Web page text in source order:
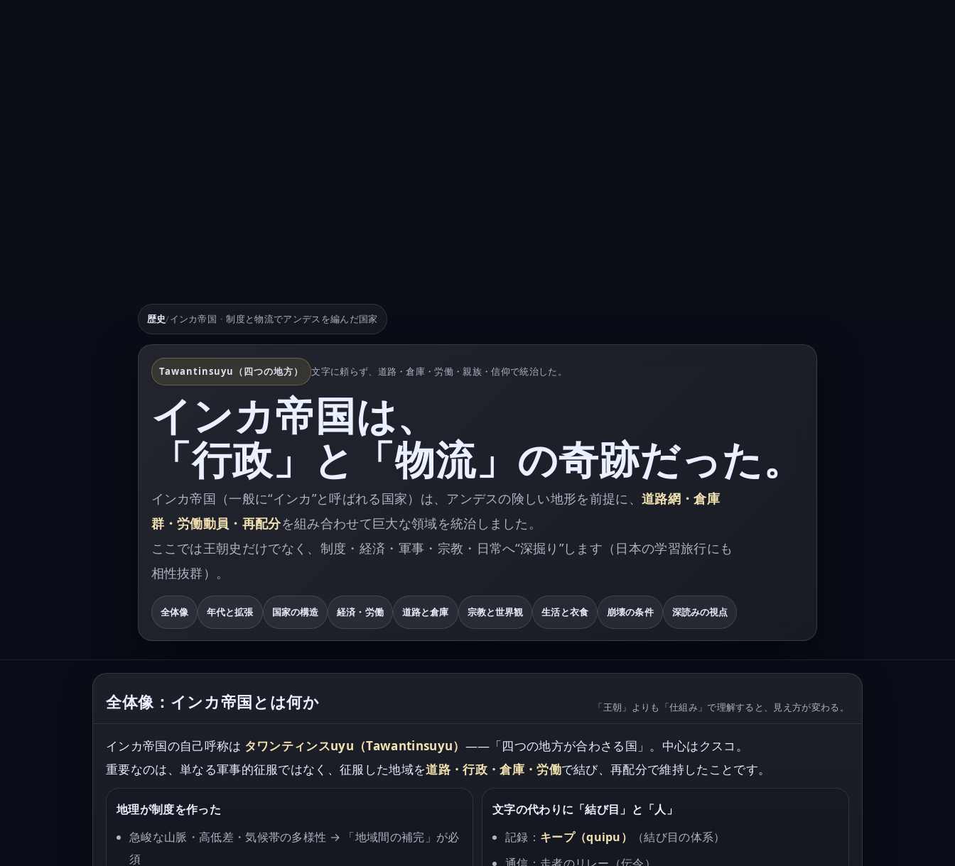
歴史/インカ帝国 ・制度と物流でアンデスを編んだ国家
Tawantinsuyu（四つの地方） 文字に頼らず、道路・倉庫・労働・親族・信仰で統治した。
インカ帝国は、
「行政」と「物流」の奇跡だった。
インカ帝国（一般に“インカ”と呼ばれる国家）は、アンデスの険しい地形を前提に、道路網・倉庫
群・労働動員・再配分を組み合わせて巨大な領域を統治しました。
ここでは王朝史だけでなく、制度・経済・軍事・宗教・日常へ“深掘り”します（日本の学習旅行にも
相性抜群）。
全体像 年代と拡張 国家の構造 経済・労働 道路と倉庫 宗教と世界観 生活と衣食 崩壊の条件 深読みの視点
全体像：インカ帝国とは何か 「王朝」よりも「仕組み」で理解すると、見え方が変わる。
インカ帝国の自己呼称は タワンティンスuyu（Tawantinsuyu） ——「四つの地方が合わさる国」。中心はクスコ。
重要なのは、単なる軍事的征服ではなく、征服した地域を道路・行政・倉庫・労働で結び、再配分で維持したことです。
地理が制度を作った
急峻な山脈・高低差・気候帯の多様性 → 「地域間の補完」が必
須
文字の代わりに「結び目」と「人」
記録： キープ（quipu）
（結び目の体系）
通信：走者のリレー（伝令）